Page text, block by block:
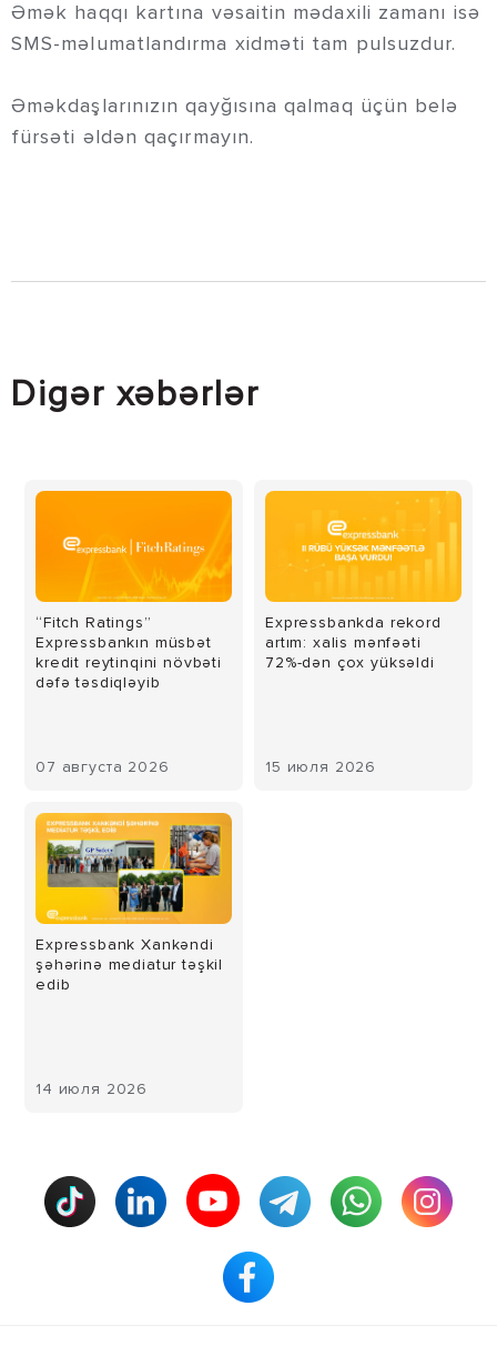
Əmək haqqı kartına vəsaitin mədaxili zamanı isə
SMS-məlumatlandırma xidməti tam pulsuzdur.
Əməkdaşlarınızın qayğısına qalmaq üçün belə
fürsəti əldən qaçırmayın.
Digər xəbərlər
“Fitch Ratings”
Expressbankın müsbət
kredit reytinqini növbəti
dəfə təsdiqləyib
07 августа 2026
Expressbankda rekord
artım: xalis mənfəəti
72%-dən çox yüksəldi
15 июля 2026
Expressbank Xankəndi
şəhərinə mediatur təşkil
edib
14 июля 2026